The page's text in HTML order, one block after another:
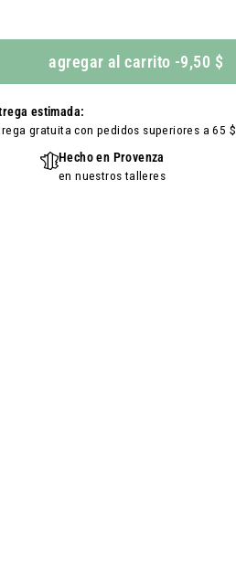
agregar al carrito -9,50 $
estimada:
gratuita con pedidos superiores a 65 $.
Hecho en Provenza
en nuestros talleres